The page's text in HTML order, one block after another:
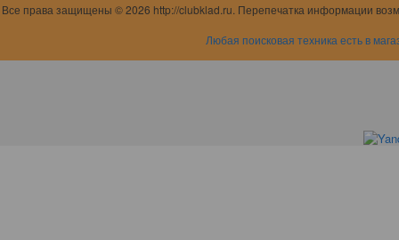
Все права защищены © 2026 http://clubklad.ru. Перепечатка информации
Любая поисковая техника есть в